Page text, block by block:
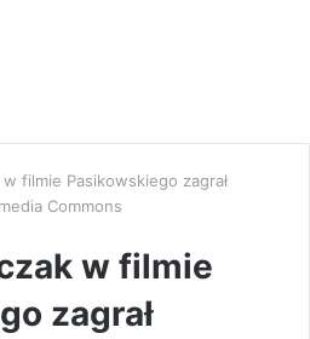
filmie Pasikowskiego zagrał
Commons
w filmie
zagrał